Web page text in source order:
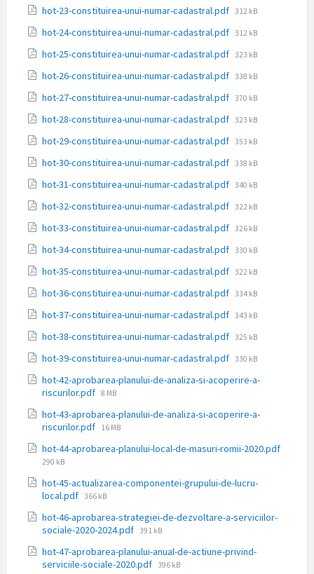
hot-23-constituirea-unui-numar-cadastral.pdf Dimensiune
312 kB
hot-24-constituirea-unui-numar-cadastral.pdf Dimensiune
312 kB
hot-25-constituirea-unui-numar-cadastral.pdf Dimensiune
323 kB
hot-26-constituirea-unui-numar-cadastral.pdf Dimensiune
338 kB
hot-27-constituirea-unui-numar-cadastral.pdf Dimensiune
370 kB
hot-28-constituirea-unui-numar-cadastral.pdf Dimensiune
323 kB
hot-29-constituirea-unui-numar-cadastral.pdf Dimensiune
353 kB
hot-30-constituirea-unui-numar-cadastral.pdf Dimensiune
338 kB
hot-31-constituirea-unui-numar-cadastral.pdf Dimensiune
340 kB
hot-32-constituirea-unui-numar-cadastral.pdf Dimensiune
322 kB
hot-33-constituirea-unui-numar-cadastral.pdf Dimensiune
326 kB
hot-34-constituirea-unui-numar-cadastral.pdf Dimensiune
330 kB
hot-35-constituirea-unui-numar-cadastral.pdf Dimensiune
322 kB
hot-36-constituirea-unui-numar-cadastral.pdf Dimensiune
334 kB
hot-37-constituirea-unui-numar-cadastral.pdf Dimensiune
343 kB
hot-38-constituirea-unui-numar-cadastral.pdf Dimensiune
325 kB
hot-39-constituirea-unui-numar-cadastral.pdf Dimensiune
330 kB
hot-42-aprobarea-planului-de-analiza-si-acoperire-a-
riscurilor.pdf Dimensiune
8 MB
hot-43-aprobarea-planului-de-analiza-si-acoperire-a-
riscurilor.pdf Dimensiune
16 MB
hot-44-aprobarea-planului-local-de-masuri-romii-2020.pdf
290 kB
hot-45-actualizarea-componentei-grupului-de-lucru-
local.pdf Dimensiune
366 kB
hot-46-aprobarea-strategiei-de-dezvoltare-a-serviciilor-
sociale-2020-2024.pdf Dimensiune
391 kB
hot-47-aprobarea-planului-anual-de-actiune-privind-
serviciile-sociale-2020.pdf Dimensiune
396 kB